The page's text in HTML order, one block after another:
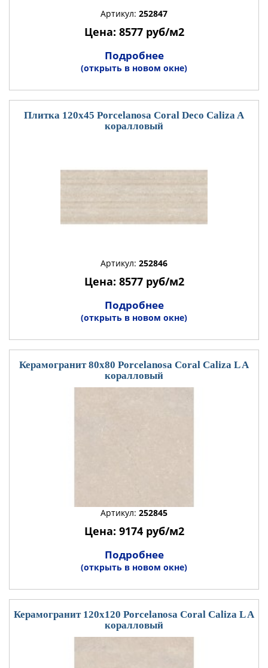
Артикул: 252847
Цена: 8577 руб/м2
Подробнее
(открыть в новом окне)
Плитка 120x45 Porcelanosa Coral Deco Caliza A
коралловый
Артикул: 252846
Цена: 8577 руб/м2
Подробнее
(открыть в новом окне)
Керамогранит 80x80 Porcelanosa Coral Caliza L A
коралловый
Артикул: 252845
Цена: 9174 руб/м2
Подробнее
(открыть в новом окне)
Керамогранит 120x120 Porcelanosa Coral Caliza L A
коралловый